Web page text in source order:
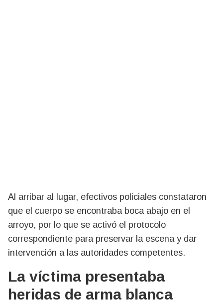
Al arribar al lugar, efectivos policiales constataron
que el cuerpo se encontraba boca abajo en el
arroyo, por lo que se activó el protocolo
correspondiente para preservar la escena y dar
intervención a las autoridades competentes.
La víctima presentaba
heridas de arma blanca